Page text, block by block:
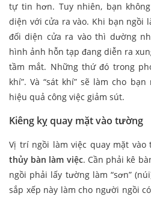
tự tin hơn. Tuy nhiên, bạn
diện với cửa ra vào. Khi bạn ngồi
đối diện cửa ra vào thì dường
hình ảnh hỗn tạp đang diễn ra
tầm mắt. Những thứ đó trong
khí”. Và “sát khí” sẽ làm cho
hiệu quả công việc giảm sút.
Kiêng kỵ quay mặt vào tường
Vị trí ngồi làm việc quay mặt vào
thủy bàn làm việc. Cần phải kê
ngồi phải lấy tường làm “sơn”
sắp xếp này làm cho người ngồi